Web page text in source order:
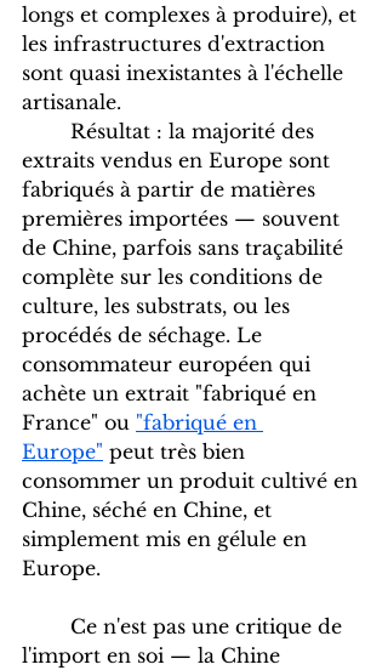
longs et complexes à produire), et
les infrastructures d'extraction
sont quasi inexistantes à l'échelle
artisanale.
extraits vendus en Europe sont
fabriqués à partir de matières
premières importées — souvent
de Chine, parfois sans traçabilité
complète sur les conditions de
culture, les substrats, ou les
procédés de séchage. Le
consommateur européen qui
achète un extrait "fabriqué en
France" ou "fabriqué en
Europe" peut très bien
consommer un produit cultivé en
Chine, séché en Chine, et
simplement mis en gélule en
Europe.
l'import en soi — la Chine